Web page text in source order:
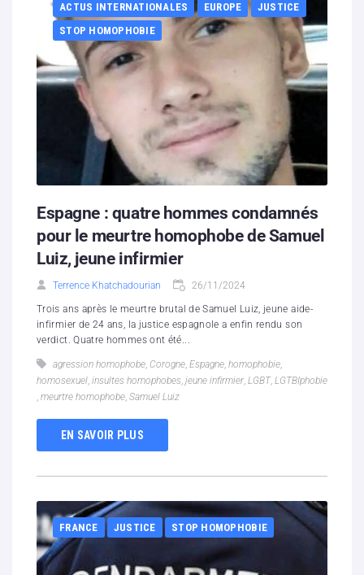
Partenaires
Contacts
Hébergement solidaire
ACTUS INTERNATIONALES EUROPE
JUSTICE
STOP HOMOPHOBIE
Espagne : quatre hommes condamnés
pour le meurtre homophobe de Samuel
Luiz, jeune infirmier
Terrence Khatchadourian 26/11/2024
Trois ans après le meurtre brutal de Samuel Luiz, jeune aide-
infirmier de 24 ans, la justice espagnole a enfin rendu son
verdict. Quatre hommes ont été...
agression homophobe, Corogne, Espagne, homophobie,
homosexuel, insultes homophobes, jeune infirmier, LGBT, LGTBIphobie
, meurtre homophobe, Samuel Luiz
EN SAVOIR PLUS
FRANCE JUSTICE STOP HOMOPHOBIE